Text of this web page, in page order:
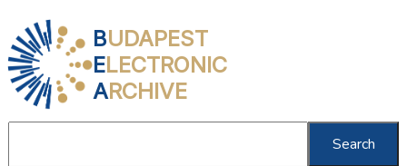
BUDAPEST
ELECTRONIC
ARCHIVE
Search